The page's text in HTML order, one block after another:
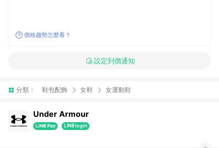
價格趨勢怎麼看？
設定到價通知
分類： 鞋包配飾 女鞋 女運動鞋
Under Armour